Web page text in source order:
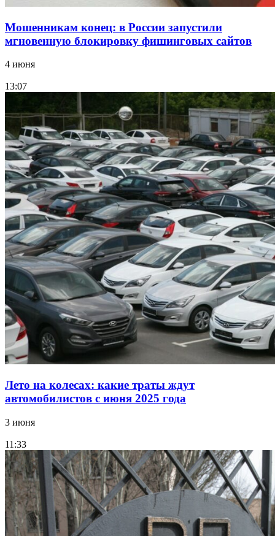
Мошенникам конец: в России запустили
мгновенную блокировку фишинговых сайтов
4 июня
13:07
Лето на колесах: какие траты ждут
автомобилистов с июня 2025 года
3 июня
11:33